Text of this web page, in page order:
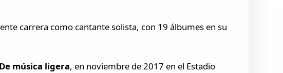
carrera como cantante solista, con 19 álbumes en su
De música ligera, en noviembre de 2017 en el Estadio